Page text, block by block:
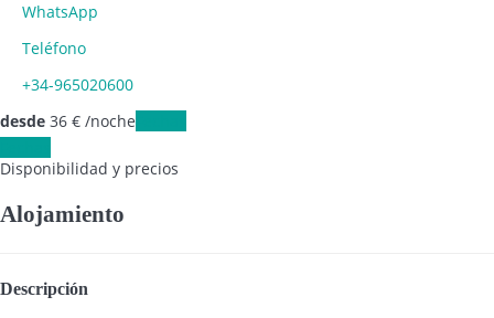
WhatsApp
Teléfono
+34-965020600
desde 36 € /noche
Disponibilidad y precios
Alojamiento
Descripción